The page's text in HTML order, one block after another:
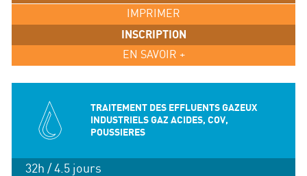
IMPRIMER
INSCRIPTION
EN SAVOIR +
TRAITEMENT DES EFFLUENTS GAZEUX
INDUSTRIELS GAZ ACIDES, COV,
POUSSIERES
32h / 4.5 jours